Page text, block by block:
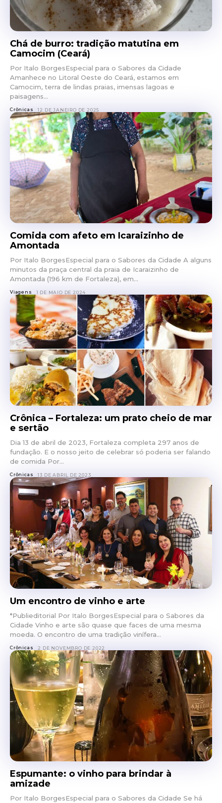
Chá de burro: tradição matutina em
Camocim (Ceará)
Por Italo BorgesEspecial para o Sabores da Cidade
Amanhece no Litoral Oeste do Ceará, estamos em
Camocim, terra de lindas praias, imensas lagoas e
paisagens...
Crônicas 12 DE JANEIRO DE 2025
Comida com afeto em Icaraizinho de
Amontada
Por Italo BorgesEspecial para o Sabores da Cidade A alguns
minutos da praça central da praia de Icaraizinho de
Amontada (196 km de Fortaleza), em...
Viagens 1 DE MAIO DE 2024
Crônica – Fortaleza: um prato cheio de mar
e sertão
Dia 13 de abril de 2023, Fortaleza completa 297 anos de
fundação. E o nosso jeito de celebrar só poderia ser falando
de comida Por...
Crônicas 13 DE ABRIL DE 2023
Um encontro de vinho e arte
*Publieditorial Por Italo BorgesEspecial para o Sabores da
Cidade Vinho e arte são quase que faces de uma mesma
moeda. O encontro de uma tradição vinífera...
Crônicas 2 DE NOVEMBRO DE 2022
Espumante: o vinho para brindar à
amizade
Por Italo BorgesEspecial para o Sabores da Cidade Se há